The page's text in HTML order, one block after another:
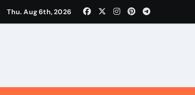
धामी
Thu. Aug 6th, 2026